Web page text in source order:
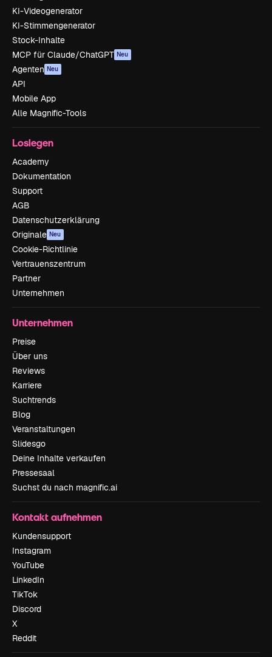
KI-Videogenerator
KI-Stimmengenerator
Stock-Inhalte
MCP für Claude/ChatGPT Neu
Agenten Neu
API
Mobile App
Alle Magnific-Tools
Loslegen
Academy
Dokumentation
Support
AGB
Datenschutzerklärung
Originale Neu
Cookie-Richtlinie
Vertrauenszentrum
Partner
Unternehmen
Unternehmen
Preise
Über uns
Reviews
Karriere
Suchtrends
Blog
Veranstaltungen
Slidesgo
Deine Inhalte verkaufen
Pressesaal
Suchst du nach magnific.ai
Kontakt aufnehmen
Kundensupport
Instagram
YouTube
LinkedIn
TikTok
Discord
X
Reddit